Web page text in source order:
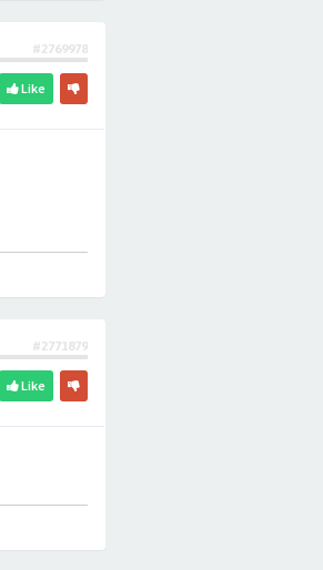
#2769978
Like
#2771879
Like